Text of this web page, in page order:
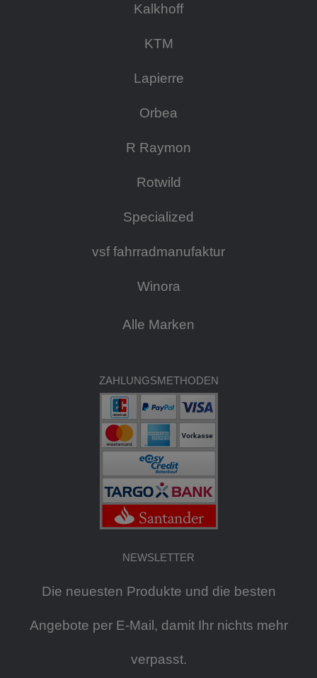
Kalkhoff
KTM
Lapierre
Orbea
R Raymon
Rotwild
Specialized
vsf fahrradmanufaktur
Winora
Alle Marken
ZAHLUNGSMETHODEN
NEWSLETTER
Die neuesten Produkte und die besten
Angebote per E-Mail, damit Ihr nichts mehr
verpasst.